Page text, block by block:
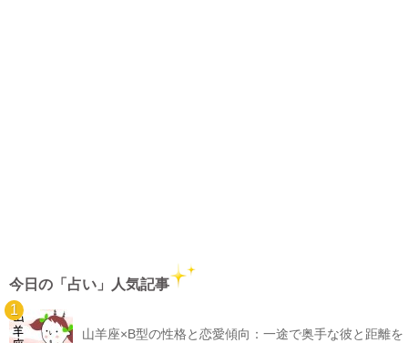
今日の「占い」人気記事
山羊座×B型の性格と恋愛傾向：一途で奥手な彼と距離を